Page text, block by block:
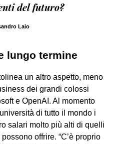
del futuro?
Laio
lungo termine
un altro aspetto, meno
dei grandi colossi
e OpenAI. Al momento
di tutto il mondo i
salari molto più alti di quelli
offrire. “C’è proprio